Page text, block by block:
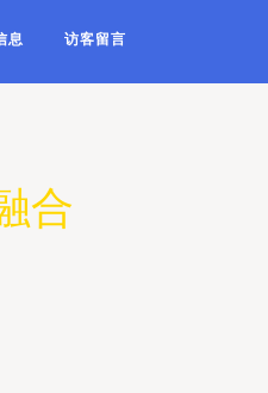
息 访客留言
合